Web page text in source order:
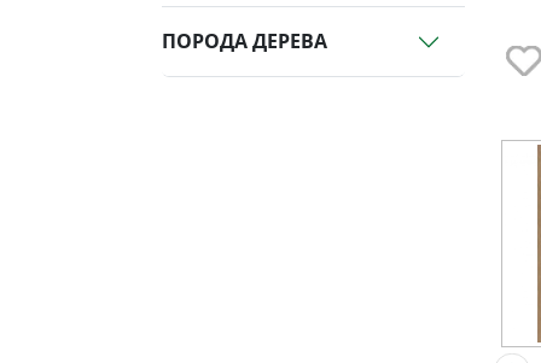
ПОРОДА ДЕРЕВА